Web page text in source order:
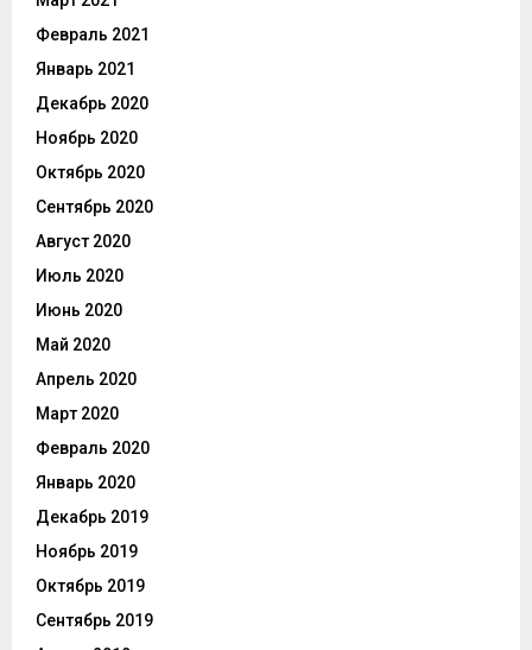
Февраль 2021
Январь 2021
Декабрь 2020
Ноябрь 2020
Октябрь 2020
Сентябрь 2020
Август 2020
Июль 2020
Июнь 2020
Май 2020
Апрель 2020
Март 2020
Февраль 2020
Январь 2020
Декабрь 2019
Ноябрь 2019
Октябрь 2019
Сентябрь 2019